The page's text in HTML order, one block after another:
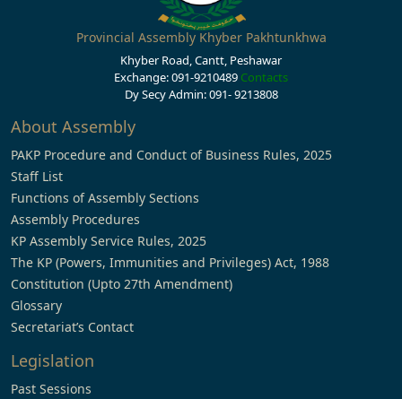
Provincial Assembly Khyber Pakhtunkhwa
Khyber Road, Cantt, Peshawar
Exchange: 091-9210489 Contacts
Dy Secy Admin: 091- 9213808
About Assembly
PAKP Procedure and Conduct of Business Rules, 2025
Staff List
Functions of Assembly Sections
Assembly Procedures
KP Assembly Service Rules, 2025
The KP (Powers, Immunities and Privileges) Act, 1988
Constitution (Upto 27th Amendment)
Glossary
Secretariat’s Contact
Legislation
Past Sessions